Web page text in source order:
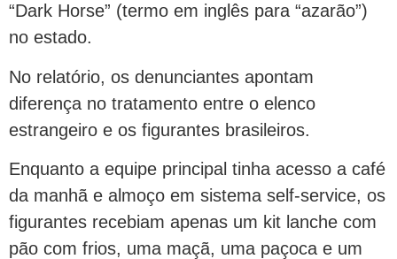
“Dark Horse” (termo em inglês para “azarão”)
no estado.
No relatório, os denunciantes apontam
diferença no tratamento entre o elenco
estrangeiro e os figurantes brasileiros.
Enquanto a equipe principal tinha acesso a café
da manhã e almoço em sistema self-service, os
figurantes recebiam apenas um kit lanche com
pão com frios, uma maçã, uma paçoca e um